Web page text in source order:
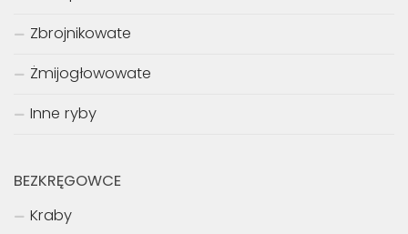
Płaszczki
Przylgowate
Sumowate
Wielopłetwcowate
Zbrojnikowate